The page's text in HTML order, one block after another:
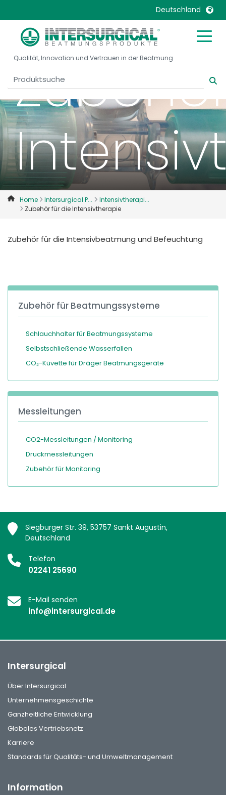
Deutschland
United Kingdom
United States
Belgique, Français
Canada, English
Canada, Français
China
Colombia
Denmark
Deutschland
Italia
Malaysia
Mexico
Nederlands
Norway
Portugal
Qualität, Innovation und Vertrauen in der Beatmung
Home Intersurgical P...
Intensivtherapi...
Zubehör für die Intensivtherapie
Zubehör für die Intensivbeatmung und Befeuchtung
Zubehör für Beatmungssysteme
Schlauchhalter für Beatmungssysteme
Selbstschließende Wasserfallen
CO₂-Küvette für Dräger Beatmungsgeräte
Messleitungen
CO2-Messleitungen / Monitoring
Druckmessleitungen
Zubehör für Monitoring
Siegburger Str. 39, 53757 Sankt Augustin,
Deutschland
Telefon
02241 25690
E-Mail senden
info@intersurgical.de
Intersurgical
Über Intersurgical
Unternehmensgeschichte
Ganzheitliche Entwicklung
Globales Vertriebsnetz
Karriere
Standards für Qualitäts- und Umweltmanagement
Information